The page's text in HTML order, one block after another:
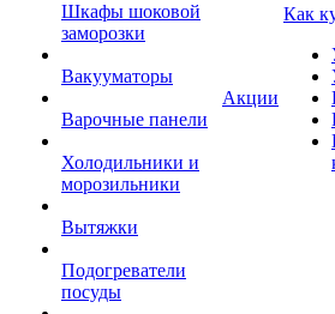
Шкафы шоковой
заморозки
Вакууматоры
Варочные панели
Холодильники и
морозильники
Вытяжки
Подогреватели
посуды
Акции
Как